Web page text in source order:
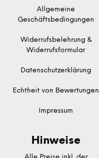
Allgemeine
Geschäftsbedingungen
Widerrufsbelehrung &
Widerrufsformular
Datenschutzerklärung
Echtheit von Bewertungen
Impressum
Hinweise